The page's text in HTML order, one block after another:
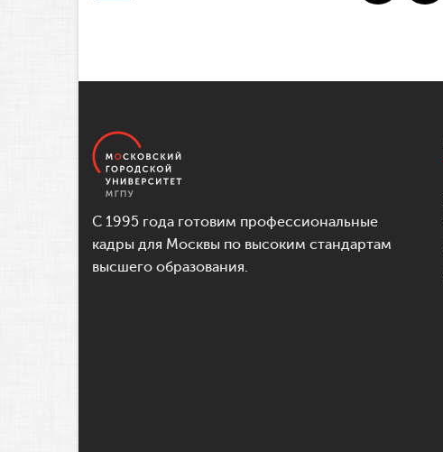
С 1995 года готовим профессиональные
кадры для Москвы по высоким стандартам
высшего образования.